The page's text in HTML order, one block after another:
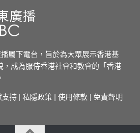
屬下電台，旨於為大眾展示香港基
，成為服侍香港社會和教會的「香港
支持 | 私隱政策 | 使用條款 | 免責聲明